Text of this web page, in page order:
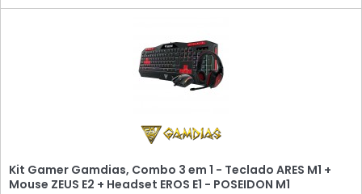
Kit Gamer Gamdias, Combo 3 em 1 - Teclado ARES M1 +
Mouse ZEUS E2 + Headset EROS E1 - POSEIDON M1